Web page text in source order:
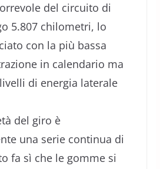
del circuito di
5.807 chilometri, lo
con la più bassa
in calendario ma
di energia laterale
del giro è
una serie continua di
fa sì che le gomme si